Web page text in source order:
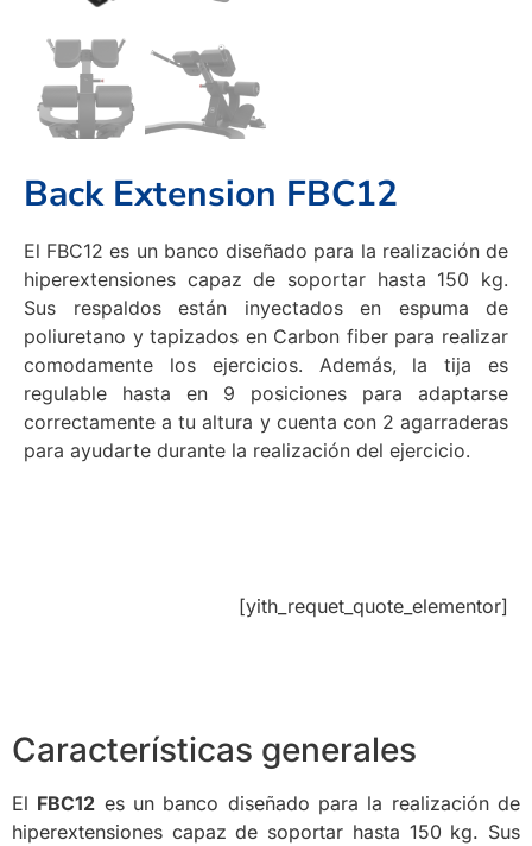
Back Extension FBC12
El FBC12 es un banco diseñado para la realización de
hiperextensiones capaz de soportar hasta 150 kg.
Sus respaldos están inyectados en espuma de
poliuretano y tapizados en Carbon fiber para realizar
comodamente los ejercicios. Además, la tija es
regulable hasta en 9 posiciones para adaptarse
correctamente a tu altura y cuenta con 2 agarraderas
para ayudarte durante la realización del ejercicio.
[yith_requet_quote_elementor]
Características generales
El FBC12 es un banco diseñado para la realización de
hiperextensiones capaz de soportar hasta 150 kg. Sus